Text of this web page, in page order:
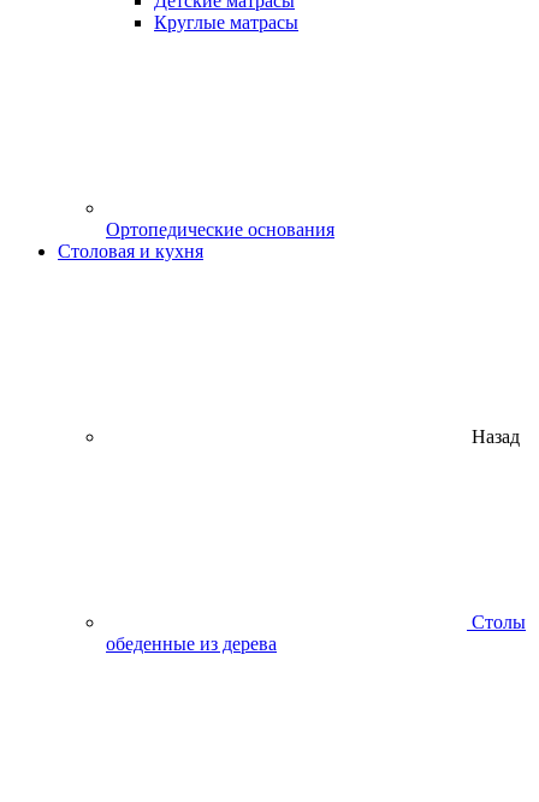
Круглые матрасы
Ортопедические основания
Столовая и кухня
Назад
Столы
обеденные из дерева